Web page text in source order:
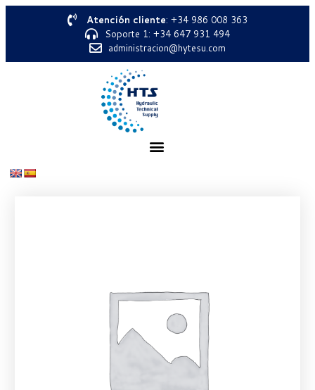
Atención cliente: +34 986 008 363
Soporte 1: +34 647 931 494
administracion@hytesu.com